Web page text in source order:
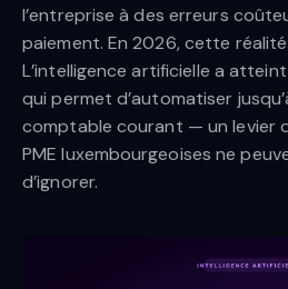
l’entreprise à des erreurs
paiement. En 2026, cette réalité
L’intelligence artificielle a
qui permet d’automatiser
comptable courant — un levier
PME luxembourgeoises ne
d’ignorer.